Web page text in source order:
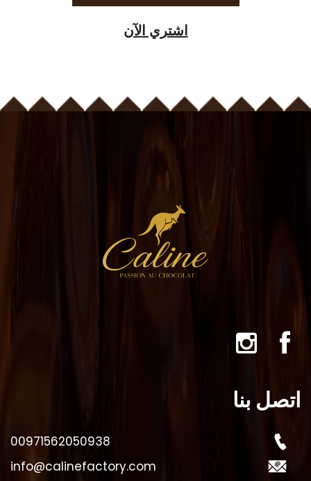
اشتري الآن
اتصل بنا
00971562050938
info@calinefactory.com